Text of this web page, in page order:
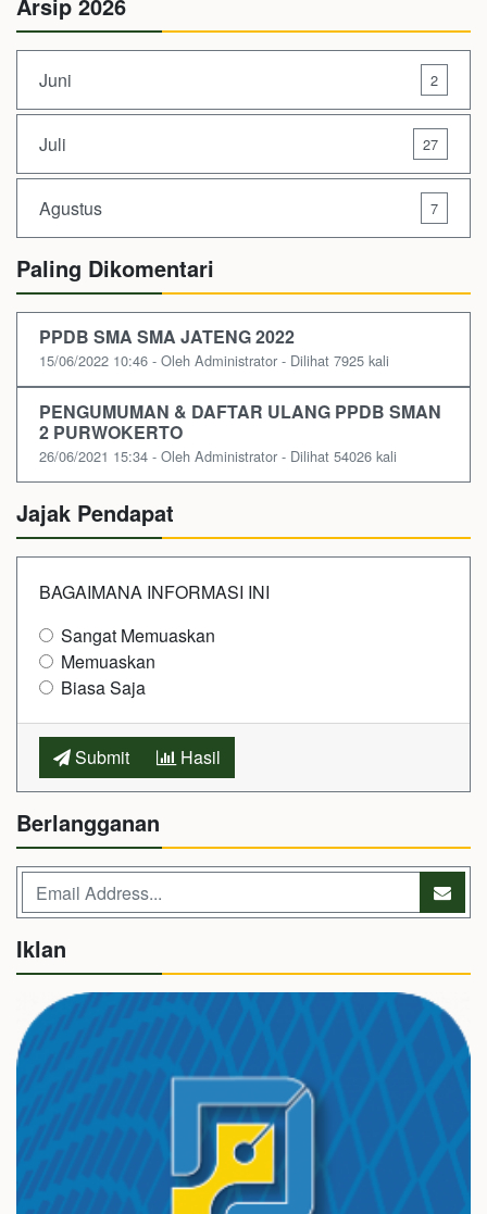
Juni 2
Juli 27
Agustus 7
Paling Dikomentari
PPDB SMA SMA JATENG 2022
15/06/2022 10:46 - Oleh Administrator - Dilihat 7925 kali
PENGUMUMAN & DAFTAR ULANG PPDB SMAN
2 PURWOKERTO
26/06/2021 15:34 - Oleh Administrator - Dilihat 54026 kali
Jajak Pendapat
BAGAIMANA INFORMASI INI
Sangat Memuaskan
Memuaskan
Biasa Saja
Submit Hasil
Berlangganan
Iklan